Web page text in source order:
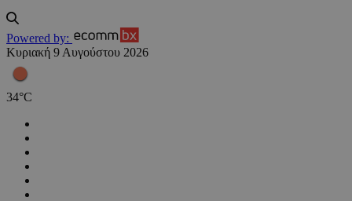
Powered by:
Κυριακή 9 Αυγούστου 2026
34°C